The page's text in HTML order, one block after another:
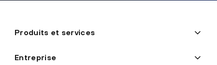
Produits et services
Entreprise